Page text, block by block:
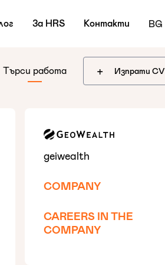
За HRS Контакти BG
Търси работа Изпрати CV
+
geiwealth
COMPANY
CAREERS IN THE
COMPANY